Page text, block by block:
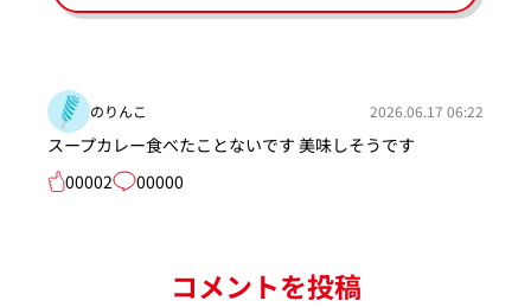
のりんこ 2026.06.17 06:22
スープカレー食べたことないです 美味しそうです
00002
00000
コメントを投稿